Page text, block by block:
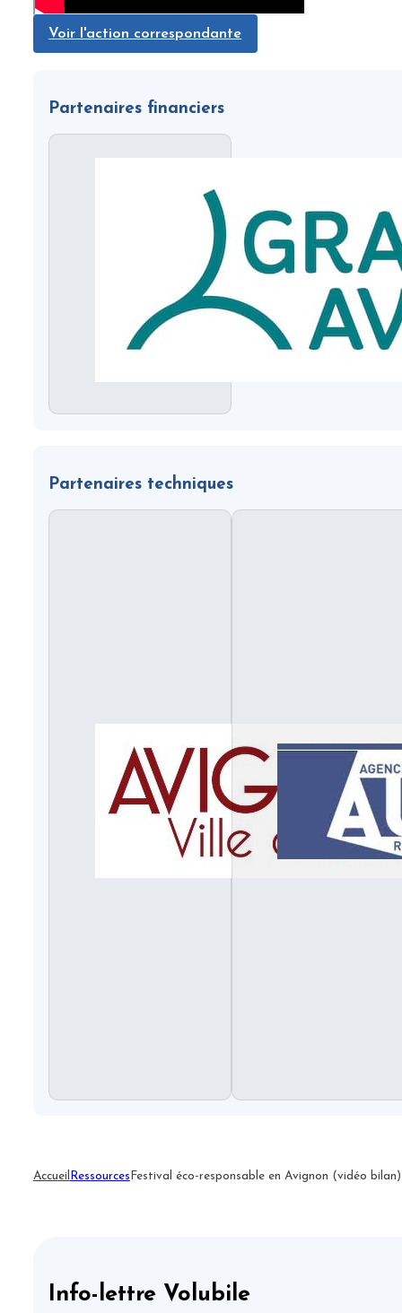
Voir l'action correspondante
Partenaires financiers
Partenaires techniques
Accueil Ressources Festival éco-responsable en Avignon (vidéo bilan)
Info-lettre Volubile